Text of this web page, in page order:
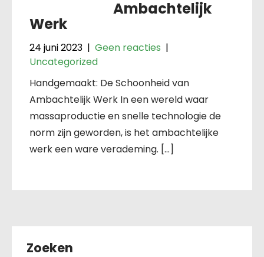
Ambachtelijk
Werk
24 juni 2023 | Geen reacties |
Uncategorized
Handgemaakt: De Schoonheid van
Ambachtelijk Werk In een wereld waar
massaproductie en snelle technologie de
norm zijn geworden, is het ambachtelijke
werk een ware verademing. […]
Zoeken